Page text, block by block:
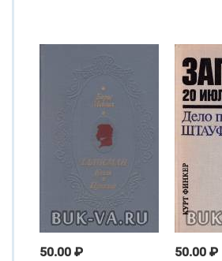
50.00 ₽ 50.00 ₽